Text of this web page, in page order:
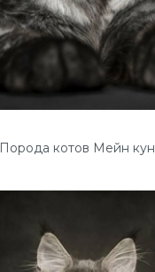
Порода котов Мейн кун